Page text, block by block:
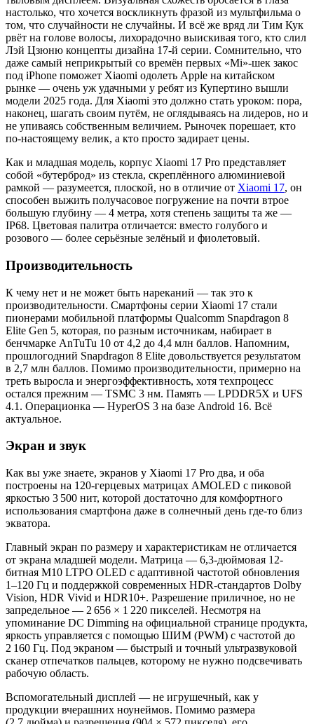
настолько, что хочется воскликнуть фразой из мультфильма о
том, что случайности не случайны. И всё же вряд ли Тим Кук
рвёт на голове волосы, лихорадочно выискивая того, кто слил
Лэй Цзюню концепты дизайна 17-й серии. Сомнительно, что
даже самый неприкрытый со времён первых «Mi»-шек закос
под iPhone поможет Xiaomi одолеть Apple на китайском
рынке — очень уж удачными у ребят из Купертино вышли
модели 2025 года. Для Xiaomi это должно стать уроком: пора,
наконец, шагать своим путём, не оглядываясь на лидеров, но и
не упиваясь собственным величием. Рыночек порешает, кто
по-настоящему велик, а кто просто задирает цены.
Как и младшая модель, корпус Xiaomi 17 Pro представляет
собой «бутерброд» из стекла, скреплённого алюминиевой
рамкой — разумеется, плоской, но в отличие от Xiaomi 17, он
способен выжить получасовое погружение на почти втрое
большую глубину — 4 метра, хотя степень защиты та же —
IP68. Цветовая палитра отличается: вместо голубого и
розового — более серьёзные зелёный и фиолетовый.
Производительность
К чему нет и не может быть нареканий — так это к
производительности. Смартфоны серии Xiaomi 17 стали
пионерами мобильной платформы Qualcomm Snapdragon 8
Elite Gen 5, которая, по разным источникам, набирает в
бенчмарке AnTuTu 10 от 4,2 до 4,4 млн баллов. Напомним,
прошлогодний Snapdragon 8 Elite довольствуется результатом
в 2,7 млн баллов. Помимо производительности, примерно на
треть выросла и энергоэффективность, хотя техпроцесс
остался прежним — TSMC 3 нм. Память — LPDDR5X и UFS
4.1. Операционка — HyperOS 3 на базе Android 16. Всё
актуальное.
Экран и звук
Как вы уже знаете, экранов у Xiaomi 17 Pro два, и оба
построены на 120-герцевых матрицах AMOLED с пиковой
яркостью 3 500 нит, которой достаточно для комфортного
использования смартфона даже в солнечный день где-то близ
экватора.
Главный экран по размеру и характеристикам не отличается
от экрана младшей модели. Матрица — 6,3-дюймовая 12-
битная M10 LTPO OLED с адаптивной частотой обновления
1–120 Гц и поддержкой современных HDR-стандартов Dolby
Vision, HDR Vivid и HDR10+. Разрешение приличное, но не
запредельное — 2 656 × 1 220 пикселей. Несмотря на
упоминание DC Dimming на официальной странице продукта,
яркость управляется с помощью ШИМ (PWM) с частотой до
2 160 Гц. Под экраном — быстрый и точный ультразвуковой
сканер отпечатков пальцев, которому не нужно подсвечивать
рабочую область.
Вспомогательный дисплей — не игрушечный, как у
продукции вчерашних ноунеймов. Помимо размера